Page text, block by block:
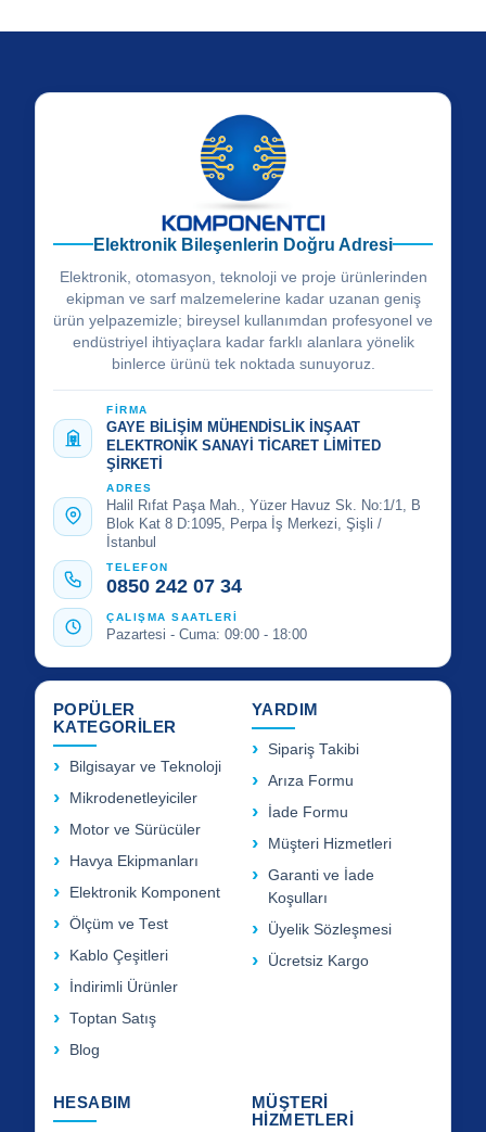
Elektronik Bileşenlerin Doğru Adresi
Elektronik, otomasyon, teknoloji ve proje ürünlerinden
ekipman ve sarf malzemelerine kadar uzanan geniş
ürün yelpazemizle; bireysel kullanımdan profesyonel ve
endüstriyel ihtiyaçlara kadar farklı alanlara yönelik
binlerce ürünü tek noktada sunuyoruz.
FİRMA
GAYE BİLİŞİM MÜHENDİSLİK İNŞAAT
ELEKTRONİK SANAYİ TİCARET LİMİTED
ŞİRKETİ
ADRES
Halil Rıfat Paşa Mah., Yüzer Havuz Sk. No:1/1, B
Blok Kat 8 D:1095, Perpa İş Merkezi, Şişli /
İstanbul
TELEFON
0850 242 07 34
ÇALIŞMA SAATLERİ
Pazartesi - Cuma: 09:00 - 18:00
POPÜLER
KATEGORİLER
Bilgisayar ve Teknoloji
Mikrodenetleyiciler
Motor ve Sürücüler
Havya Ekipmanları
Elektronik Komponent
Ölçüm ve Test
Kablo Çeşitleri
İndirimli Ürünler
Toptan Satış
Blog
YARDIM
Sipariş Takibi
Arıza Formu
İade Formu
Müşteri Hizmetleri
Garanti ve İade
Koşulları
Üyelik Sözleşmesi
Ücretsiz Kargo
HESABIM
MÜŞTERİ
HİZMETLERİ